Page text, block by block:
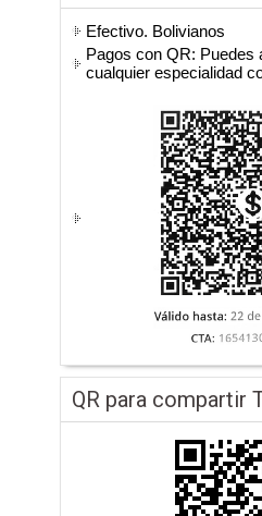
Efectivo. Bolivianos
Pagos con QR: Puedes
cualquier especialidad
QR para compartir